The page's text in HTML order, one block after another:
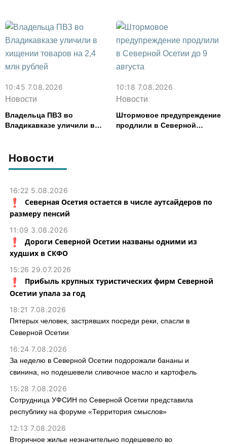
Новости
16:22 5.08.2026
Северная Осетия остается в числе аутсайдеров по
размеру пенсий
11:09 3.08.2026
Дороги Северной Осетии названы одними из
худших в СКФО
15:26 29.07.2026
Прибыль крупных туристических фирм Северной
Осетии упала за год
18:21 7.08.2026
Пятерых человек, застрявших посреди реки, спасли в
Северной Осетии
16:24 7.08.2026
За неделю в Северной Осетии подорожали бананы и
свинина, но подешевели сливочное масло и картофель
15:28 7.08.2026
Сотрудница УФСИН по Северной Осетии представила
республику на форуме «Территория смыслов»
12:13 7.08.2026
Вторичное жилье незначительно подешевело во
10:45 7.08.2026
Новости
Владельца ПВЗ во
Владикавказе уличили в
10:18 7.08.2026
Новости
Штормовое предупреждение
продлили в Северной